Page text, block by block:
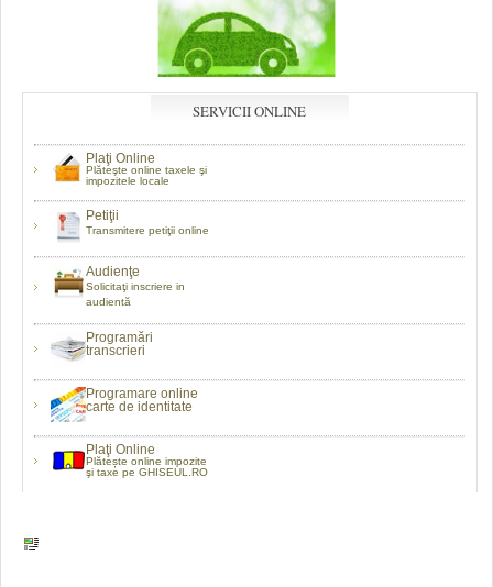
SERVICII ONLINE
Plaţi Online
Plăteşte online taxele şi
impozitele locale
Petiţii
Transmitere petiţii online
Audienţe
Solicitaţi inscriere in
audientă
Programări
transcrieri
Programare online
carte de identitate
Plaţi Online
Plătește online impozite
şi taxe pe GHISEUL.RO